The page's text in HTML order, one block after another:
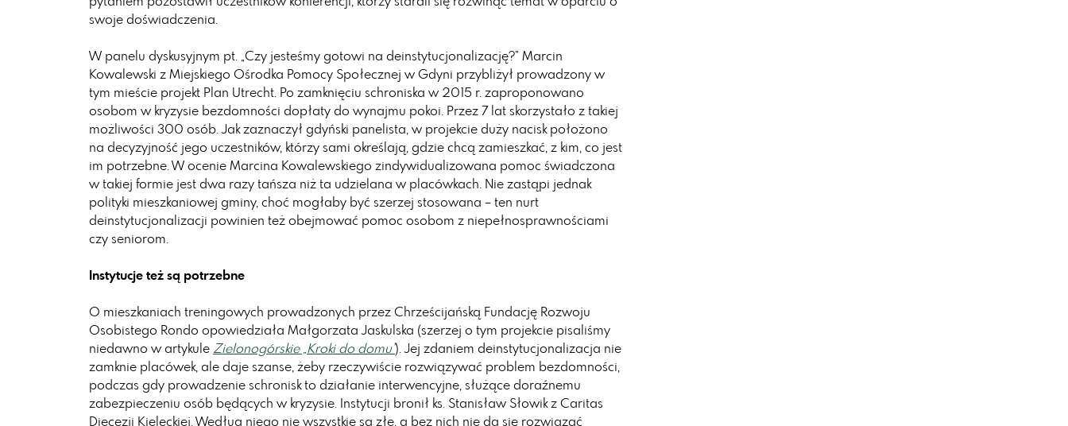
swoje doświadczenia.
W panelu dyskusyjnym pt. „Czy jesteśmy gotowi na deinstytucjonalizację?” Marcin
Kowalewski z Miejskiego Ośrodka Pomocy Społecznej w Gdyni przybliżył prowadzony w
tym mieście projekt Plan Utrecht. Po zamknięciu schroniska w 2015 r. zaproponowano
osobom w kryzysie bezdomności dopłaty do wynajmu pokoi. Przez 7 lat skorzystało z takiej
możliwości 300 osób. Jak zaznaczył gdyński panelista, w projekcie duży nacisk położono
na decyzyjność jego uczestników, którzy sami określają, gdzie chcą zamieszkać, z kim, co jest
im potrzebne. W ocenie Marcina Kowalewskiego zindywidualizowana pomoc świadczona
w takiej formie jest dwa razy tańsza niż ta udzielana w placówkach. Nie zastąpi jednak
polityki mieszkaniowej gminy, choć mogłaby być szerzej stosowana – ten nurt
deinstytucjonalizacji powinien też obejmować pomoc osobom z niepełnosprawnościami
czy seniorom.
Instytucje też są potrzebne
O mieszkaniach treningowych prowadzonych przez Chrześcijańską Fundację Rozwoju
Osobistego Rondo opowiedziała Małgorzata Jaskulska (szerzej o tym projekcie pisaliśmy
niedawno w artykule Zielonogórskie „Kroki do domu"). Jej zdaniem deinstytucjonalizacja nie
zamknie placówek, ale daje szanse, żeby rzeczywiście rozwiązywać problem bezdomności,
podczas gdy prowadzenie schronisk to działanie interwencyjne, służące doraźnemu
zabezpieczeniu osób będących w kryzysie. Instytucji bronił ks. Stanisław Słowik z Caritas
Diecezji Kieleckiej. Według niego nie wszystkie są złe, a bez nich nie da się rozwiązać